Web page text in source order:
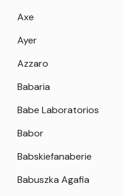
Axe
Ayer
Azzaro
Babaria
Babe Laboratorios
Babor
Babskiefanaberie
Babuszka Agafia